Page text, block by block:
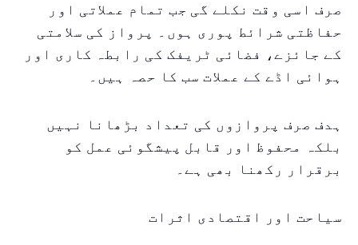
صرف اسی وقت نکلے گی جب تمام عملاتی اور
حفاظتی شرائط پوری ہوں۔ پرواز کی سلامتی
کے جائزے، فضائی ٹریفک کی رابطہ کاری اور
ہوائی اڈے کے عملات سب کا حصہ ہیں۔
ہدف صرف پروازوں کی تعداد بڑھانا نہیں
بلکہ محفوظ اور قابل پیشگوئی عمل کو
برقرار رکھنا بھی ہے۔
سیاحت اور اقتصادی اثرات